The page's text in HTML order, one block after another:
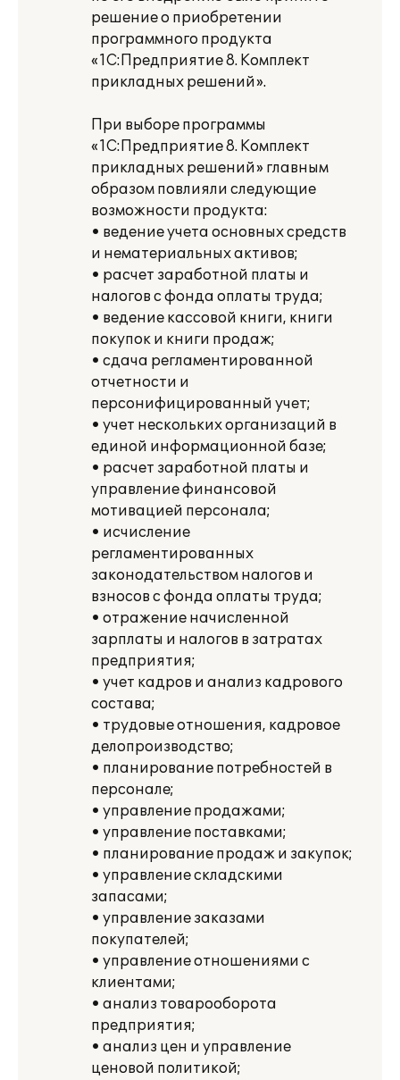
решение о приобретении
программного продукта
«1С:Предприятие 8. Комплект
прикладных решений».
При выборе программы
«1С:Предприятие 8. Комплект
прикладных решений» главным
образом повлияли следующие
возможности продукта:
• ведение учета основных средств
и нематериальных активов;
• расчет заработной платы и
налогов с фонда оплаты труда;
• ведение кассовой книги, книги
покупок и книги продаж;
• сдача регламентированной
отчетности и
персонифицированный учет;
• учет нескольких организаций в
единой информационной базе;
• расчет заработной платы и
управление финансовой
мотивацией персонала;
• исчисление
регламентированных
законодательством налогов и
взносов с фонда оплаты труда;
• отражение начисленной
зарплаты и налогов в затратах
предприятия;
• учет кадров и анализ кадрового
состава;
• трудовые отношения, кадровое
делопроизводство;
• планирование потребностей в
персонале;
• управление продажами;
• управление поставками;
• планирование продаж и закупок;
• управление складскими
запасами;
• управление заказами
покупателей;
• управление отношениями с
клиентами;
• анализ товарооборота
предприятия;
• анализ цен и управление
ценовой политикой;